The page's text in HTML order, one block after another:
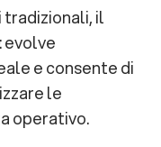
il
: evolve
e consente di
le
operativo.